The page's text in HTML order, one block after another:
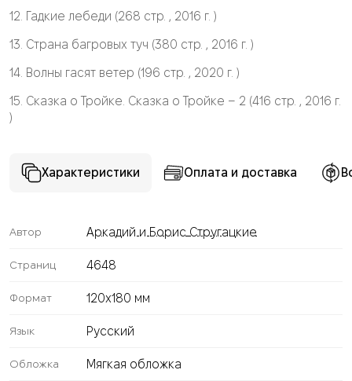
12. Гадкие лебеди (268 стр. , 2016 г. )
13. Страна багровых туч (380 стр. , 2016 г. )
14. Волны гасят ветер (196 стр. , 2020 г. )
15. Сказка о Тройке. Сказка о Тройке – 2 (416 стр. , 2016 г.
)
Характеристики Оплата и доставка
Автор Аркадий и Борис Стругацкие
Страниц 4648
Формат 120x180 мм
Язык Русский
Обложка Мягкая обложка